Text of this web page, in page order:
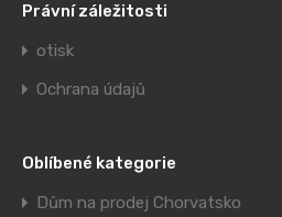
Právní záležitosti
otisk
Ochrana údajů
Oblíbené kategorie
Dům na prodej Chorvatsko